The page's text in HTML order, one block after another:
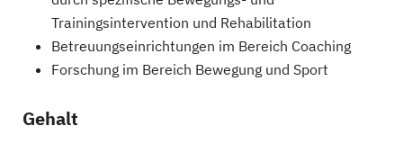
Trainingsintervention und Rehabilitation
Betreuungseinrichtungen im Bereich Coaching
Forschung im Bereich Bewegung und Sport
Gehalt